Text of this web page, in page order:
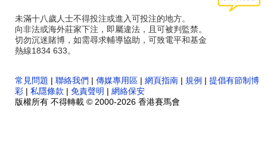
未滿十八歲人士不得投注或進入可投注的地方。
向非法或海外莊家下注，即屬違法，且可被判監禁。
切勿沉迷賭博，如需尋求輔導協助，可致電平和基金
熱線1834 633。
常見問題 | 聯絡我們 | 傳媒專用區 | 網頁指南 | 規例 | 提倡有節制博
彩 | 私隱條款 | 免責聲明 | 網絡保安
版權所有 不得轉載 © 2000-2026 香港賽馬會